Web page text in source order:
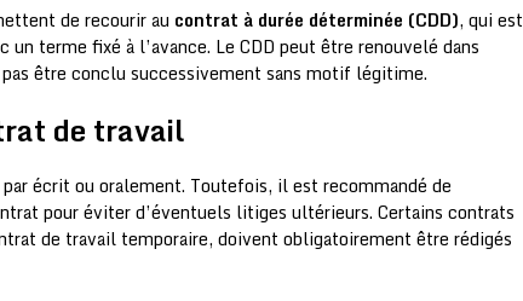
de recourir au contrat à durée déterminée (CDD), qui est
terme fixé à l’avance. Le CDD peut être renouvelé dans
être conclu successivement sans motif légitime.
de travail
écrit ou oralement. Toutefois, il est recommandé de
pour éviter d’éventuels litiges ultérieurs. Certains contrats
de travail temporaire, doivent obligatoirement être rédigés